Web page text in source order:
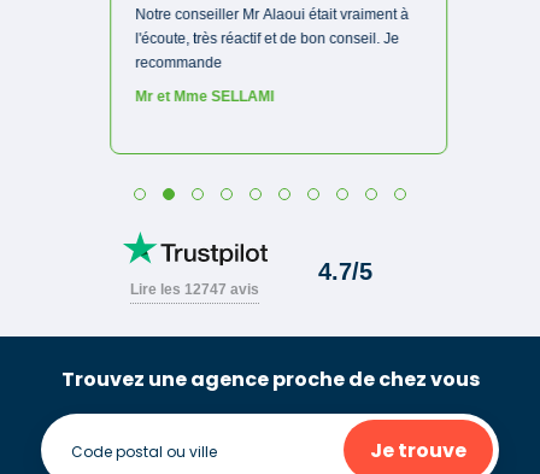
Trouvez une agence proche de chez vous
Je trouve